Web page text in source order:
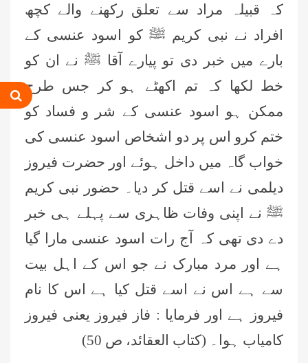
کہ قبیلہ مراد سے تعلق رکھنے والے کچھ
افراد نے نبی کریم ﷺ کو اسود عنسی کے
بارے میں خبر دی تو پیارے آقا ﷺ نے ان کو
خط لکھا کہ تم اکھٹے ہو کر جس طرح
ممکن ہو اسود عنسی کے شر و فساد کو
ختم کرو اس پر دو اشخاص اسود عنسی کی
خواب گاہ میں داخل ہوئے اور حضرت فیروز
دیلمی نے اسے قتل کر دیا۔ حضور نبی کریم
ﷺ نے اپنی وفات ظاہری سے پہلے ہی خبر
دے دی تھی کہ آج رات اسود عنسی مارا گیا
ہے اور مرد مبارک نے جو اس کے اہل بیت
سے ہے اس نے اسے قتل کیا ہے اس کا نام
فیروز ہے اور فرمایا : فاز فیروز یعنی فیروز
کامیاب ہوا۔ (کتاب العقائد، ص 50)
عمر اختر (درجہ خامسہ مرکزی جامعۃ
المدینہ فیضان مدینہ ،کراچی،پاکستان)
محمد وقاص (مرکزی جامعۃ المدینہ
فیضان مدینہ،کراچی ،پاکستان)